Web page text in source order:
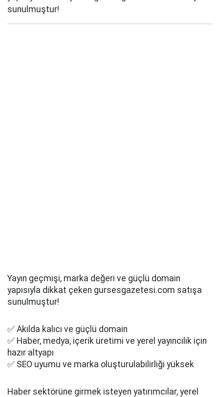
sunulmuştur!
Yayın geçmişi, marka değeri ve güçlü domain
yapısıyla dikkat çeken gursesgazetesi.com satışa
sunulmuştur!
✅ Akılda kalıcı ve güçlü domain
✅ Haber, medya, içerik üretimi ve yerel yayıncılık için
hazır altyapı
✅ SEO uyumu ve marka oluşturulabilirliği yüksek
Haber sektörüne girmek isteyen yatırımcılar, yerel